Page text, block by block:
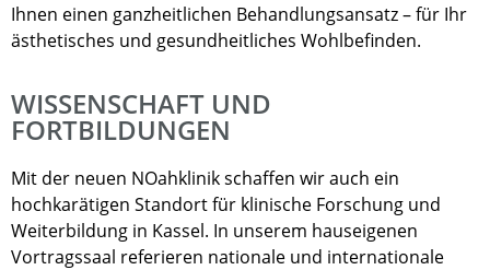
Ihnen einen ganzheitlichen Behandlungsansatz – für Ihr
ästhetisches und gesundheitliches Wohlbefinden.
WISSENSCHAFT UND
FORTBILDUNGEN
Mit der neuen NOahklinik schaffen wir auch ein
hochkarätigen Standort für klinische Forschung und
Weiterbildung in Kassel. In unserem hauseigenen
Vortragssaal referieren nationale und internationale